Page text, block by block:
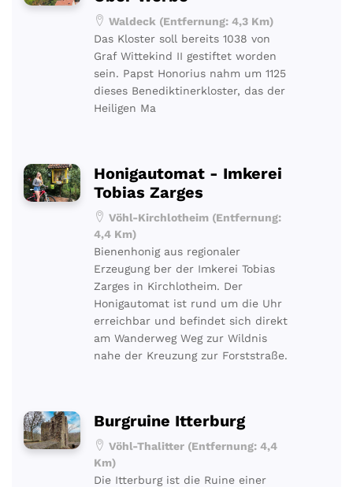
Waldeck (Entfernung: 4,3 Km)
Das Kloster soll bereits 1038 von
Graf Wittekind II gestiftet worden
sein. Papst Honorius nahm um 1125
dieses Benediktinerkloster, das der
Heiligen Ma
Honigautomat - Imkerei
Tobias Zarges
Vöhl-Kirchlotheim (Entfernung:
4,4 Km)
Bienenhonig aus regionaler
Erzeugung ber der Imkerei Tobias
Zarges in Kirchlotheim. Der
Honigautomat ist rund um die Uhr
erreichbar und befindet sich direkt
am Wanderweg Weg zur Wildnis
nahe der Kreuzung zur Forststraße.
Burgruine Itterburg
Vöhl-Thalitter (Entfernung: 4,4
Km)
Die Itterburg ist die Ruine einer